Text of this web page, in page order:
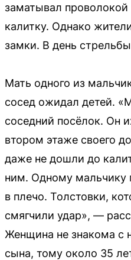
заматывал
калитку. Однако
замки. В день
Мать одного из
сосед ожидал детей.
соседний посёлок. Он
втором этаже своего
даже не дошли до
ним. Одному мальчику
в плечо. Толстовки,
смягчили удар», —
Женщина не знакома с
сына, тому около 35